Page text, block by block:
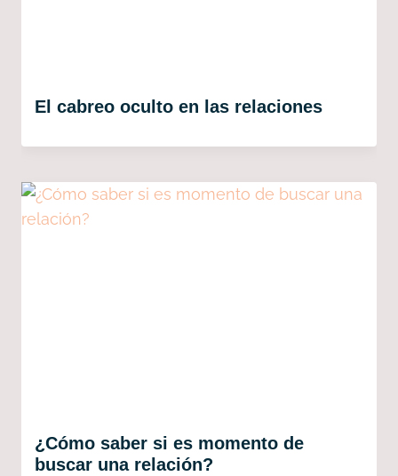
El cabreo oculto en las relaciones
¿Cómo saber si es momento de
buscar una relación?